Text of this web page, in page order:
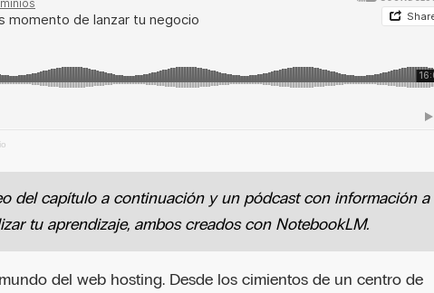
del capítulo a continuación y un pódcast con información a
tu aprendizaje, ambos creados con NotebookLM.
del web hosting. Desde los cimientos de un centro de